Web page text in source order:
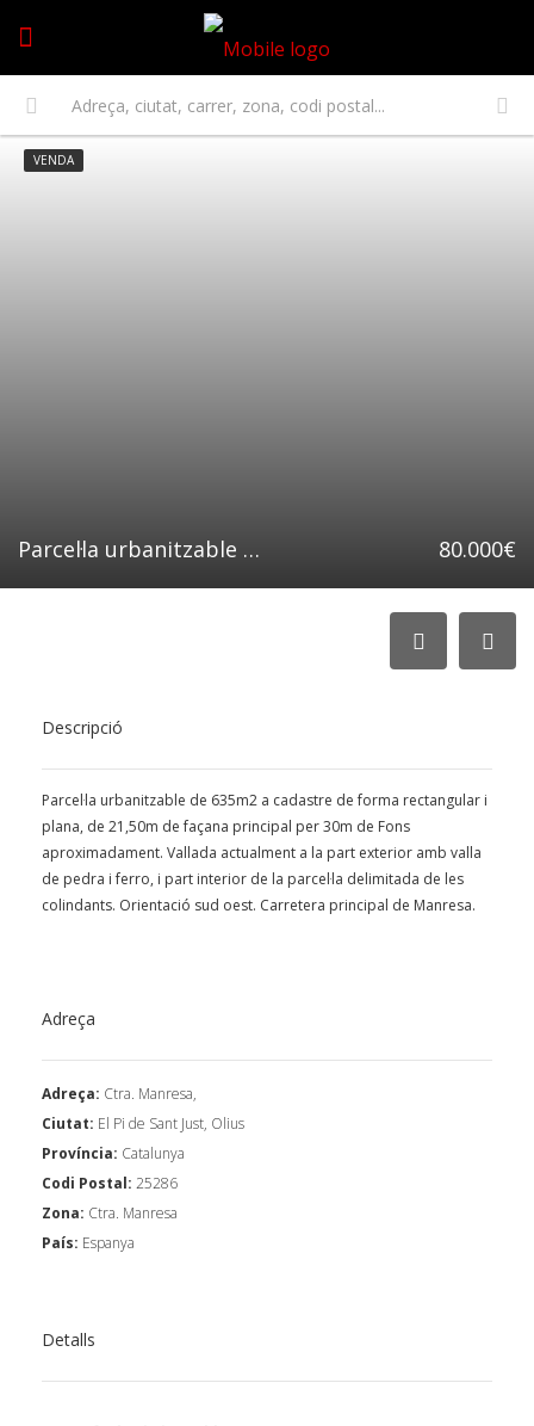
VENDA
Parcel·la urbanitzable al Pi de St. Just de 635m2 a l’eix principal 80.000€
Descripció
Parcel·la urbanitzable de 635m2 a cadastre de forma rectangular i
plana, de 21,50m de façana principal per 30m de Fons
aproximadament. Vallada actualment a la part exterior amb valla
de pedra i ferro, i part interior de la parcel·la delimitada de les
colindants. Orientació sud oest. Carretera principal de Manresa.
Adreça
Adreça: Ctra. Manresa,
Ciutat: El Pi de Sant Just, Olius
Província: Catalunya
Codi Postal: 25286
Zona: Ctra. Manresa
País: Espanya
Detalls